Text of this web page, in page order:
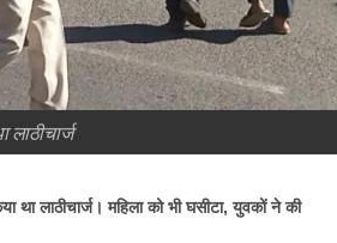
था लाठीचार्ज। महिला को भी घसीटा, युवकों ने की